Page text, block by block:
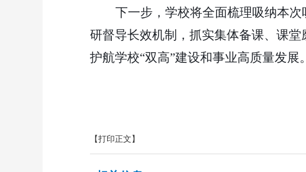
下一步，学校将全面梳理吸纳本
研督导长效机制，抓实集体备课、课
护航学校“双高”建设和事业高质量发展。
【打印正文】